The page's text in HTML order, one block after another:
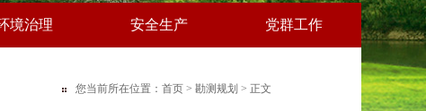
境治理 安全生产 党群工作
您当前所在位置： 首页 > 勘测规划 > 正文